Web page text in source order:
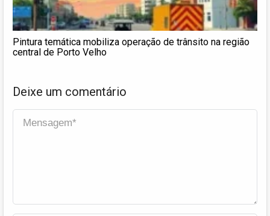
Pintura temática mobiliza operação de trânsito na região
central de Porto Velho
Deixe um comentário